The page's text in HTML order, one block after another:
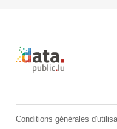
Retour à l'accueil de
Conditions générales